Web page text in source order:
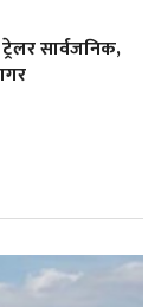
सार्वजनिक,